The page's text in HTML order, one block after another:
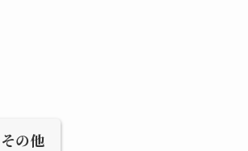
その他